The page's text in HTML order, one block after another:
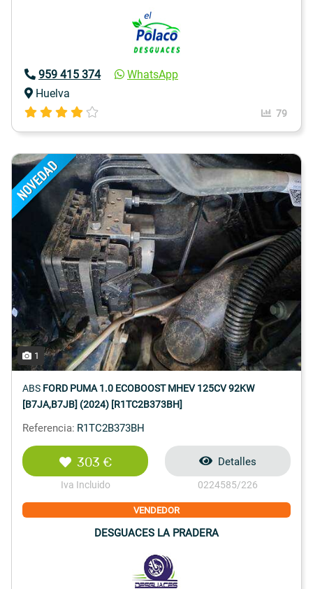
959 415 374
WhatsApp
Huelva
79
1
ABS FORD PUMA 1.0 ECOBOOST MHEV 125CV 92KW
[B7JA,B7JB] (2024) [R1TC2B373BH]
Referencia: R1TC2B373BH
303 €
Iva Incluido
Detalles
0224585/226
VENDEDOR
DESGUACES LA PRADERA